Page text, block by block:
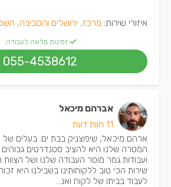
איזורי שירות: מרכז, ירושלים והסביבה,
זמינות מלאה לעבודה
055-4538612
אברהם מיכאל
11 חוות דעת
ארהם מיכאל, שיפוצניק בבת ים. בעלים של
המטרה שלנו היא להציב סטנדרטים גבוהים
ועבודות גמר מוסר העבודה שלנו ושל
שירות הכי טוב ללקוחותינו בשבילנו היא
לעבוד בביתו של לקוח ואנ...